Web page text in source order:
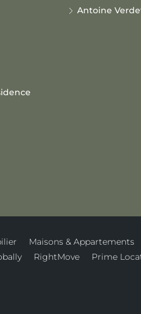
Antoine
Maisons & Appartements
RightMove Prime